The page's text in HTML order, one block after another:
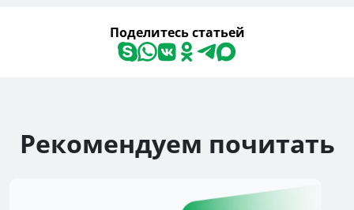
Поделитесь статьей
Рекомендуем почитать